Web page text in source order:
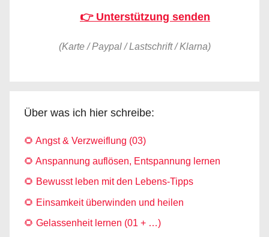
👉 Unterstützung senden
(Karte / Paypal / Lastschrift / Klarna)
Über was ich hier schreibe:
🌻 Angst & Verzweiflung (03)
🌻 Anspannung auflösen, Entspannung lernen
🌻 Bewusst leben mit den Lebens-Tipps
🌻 Einsamkeit überwinden und heilen
🌻 Gelassenheit lernen (01 + …)